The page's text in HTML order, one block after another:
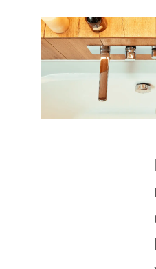
Douchebakken
Lineaire
Baden en